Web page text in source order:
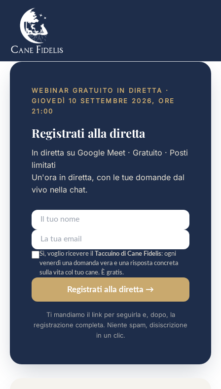
contenuto
WEBINAR GRATUITO IN DIRETTA ·
GIOVEDÌ 10 SETTEMBRE 2026, ORE
21:00
Registrati alla diretta
In diretta su Google Meet · Gratuito · Posti
limitati
Un'ora in diretta, con le tue domande dal
vivo nella chat.
Sì, voglio ricevere il Taccuino di Cane Fidelis: ogni
venerdì una domanda vera e una risposta concreta
sulla vita col tuo cane. È gratis.
Registrati alla diretta →
Ti mandiamo il link per seguirla e, dopo, la
registrazione completa. Niente spam, disiscrizione
in un clic.